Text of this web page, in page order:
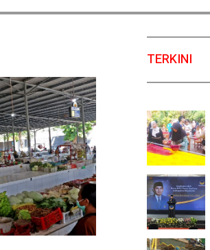
TERKINI